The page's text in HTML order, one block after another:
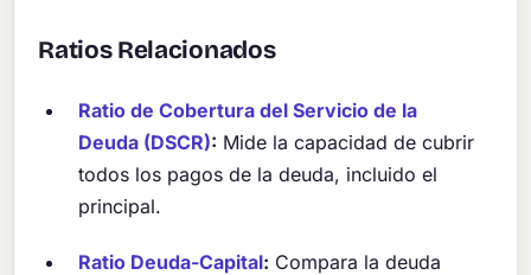
Ratios Relacionados
Ratio de Cobertura del Servicio de la
Deuda (DSCR): Mide la capacidad de cubrir
todos los pagos de la deuda, incluido el
principal.
Ratio Deuda-Capital: Compara la deuda